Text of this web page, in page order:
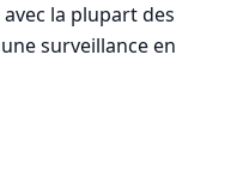
la plupart des
surveillance en